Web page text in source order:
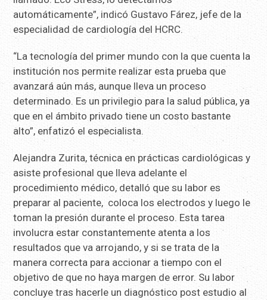
automáticamente”, indicó Gustavo Fárez, jefe de la
especialidad de cardiología del HCRC.
“La tecnología del primer mundo con la que cuenta la
institución nos permite realizar esta prueba que
avanzará aún más, aunque lleva un proceso
determinado. Es un privilegio para la salud pública, ya
que en el ámbito privado tiene un costo bastante
alto”, enfatizó el especialista.
Alejandra Zurita, técnica en prácticas cardiológicas y
asiste profesional que lleva adelante el
procedimiento médico, detalló que su labor es
preparar al paciente, coloca los electrodos y luego le
toman la presión durante el proceso. Esta tarea
involucra estar constantemente atenta a los
resultados que va arrojando, y si se trata de la
manera correcta para accionar a tiempo con el
objetivo de que no haya margen de error. Su labor
concluye tras hacerle un diagnóstico post estudio al